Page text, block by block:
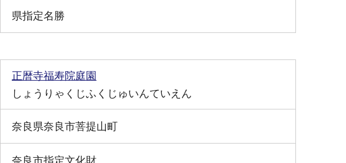
県指定名勝
正暦寺福寿院庭園
しょうりゃくじふくじゅいんていえん
奈良県奈良市菩提山町
奈良市指定文化財